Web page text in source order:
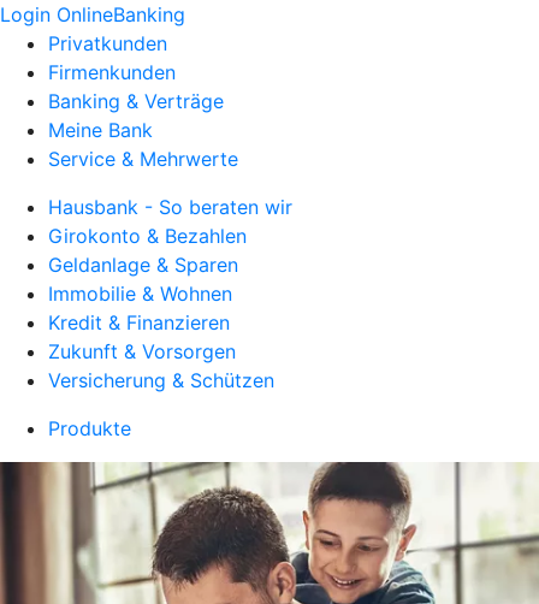
Login OnlineBanking
Privatkunden
Firmenkunden
Banking & Verträge
Meine Bank
Service & Mehrwerte
Hausbank - So beraten wir
Girokonto & Bezahlen
Geldanlage & Sparen
Immobilie & Wohnen
Kredit & Finanzieren
Zukunft & Vorsorgen
Versicherung & Schützen
Produkte